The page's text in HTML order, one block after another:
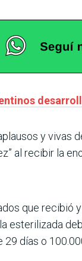
y vivas
al recibir la
que recibió
esterilizada
días o